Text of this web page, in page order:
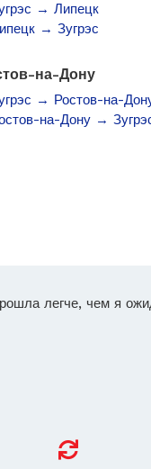
→ Липецк
→ Зугрэс
на-Дону
→ Ростов-на-
на-Дону →
легче, чем я